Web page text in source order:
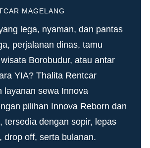
MAGELANG
lega, nyaman, dan pantas
perjalanan dinas, tamu
Borobudur, atau antar
YIA? Thalita Rentcar
layanan sewa Innova
pilihan Innova Reborn dan
tersedia dengan sopir, lepas
drop off, serta bulanan.